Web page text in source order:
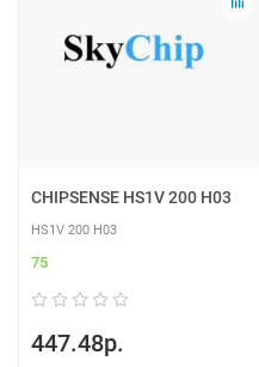
CHIPSENSE HS1V 200 H03
HS1V 200 H03
75
447.48р.